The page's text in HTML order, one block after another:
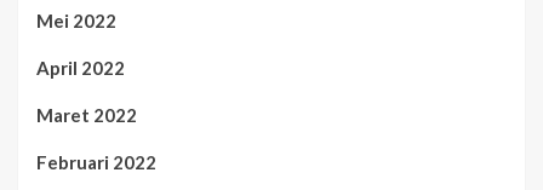
Mei 2022
April 2022
Maret 2022
Februari 2022